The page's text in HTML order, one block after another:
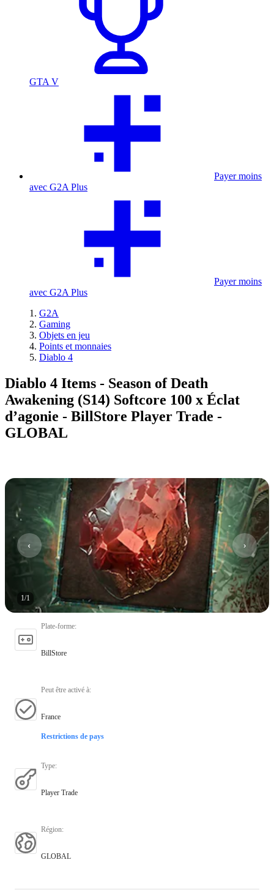
GTA V
Payer moins
avec G2A Plus
Payer moins
avec G2A Plus
G2A
Gaming
Objets en jeu
Points et monnaies
Diablo 4
Diablo 4 Items - Season of Death
Awakening (S14) Softcore 100 x Éclat
d’agonie - BillStore Player Trade -
GLOBAL
1/1
Plate-forme:
BillStore
Peut être activé à:
France
Restrictions de pays
Type:
Player Trade
Région:
GLOBAL